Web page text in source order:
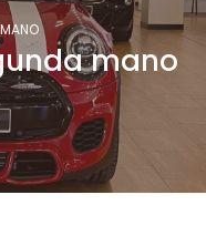
mano